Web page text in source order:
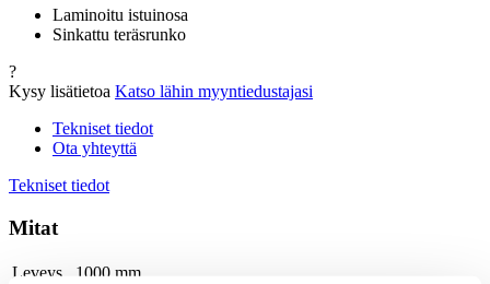
Laminoitu istuinosa
Sinkattu teräsrunko
?
Kysy lisätietoa Katso lähin myyntiedustajasi
Tekniset tiedot
Ota yhteyttä
Tekniset tiedot
Mitat
Leveys
1000 mm